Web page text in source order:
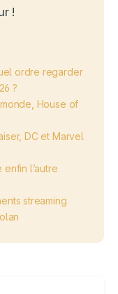
!
ordre regarder
?
House of
DC et Marvel
l’autre
streaming